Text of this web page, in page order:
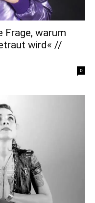
Frage, warum
wird« //
0